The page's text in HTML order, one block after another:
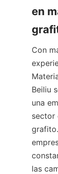
en
Con
Beiliu
una
sector
las